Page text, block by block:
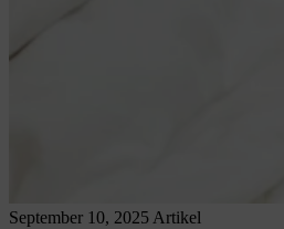
September 10, 2025 Artikel